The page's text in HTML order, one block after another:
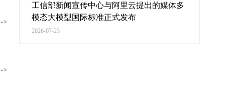
->
->
工信部新闻宣传中心与阿里云提出的媒体多
模态大模型国际标准正式发布
2026-07-23